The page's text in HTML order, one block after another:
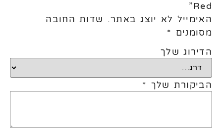
Red”
האימייל לא יוצג באתר. שדות החובה
מסומנים *
הדירוג שלך
הביקורת שלך *